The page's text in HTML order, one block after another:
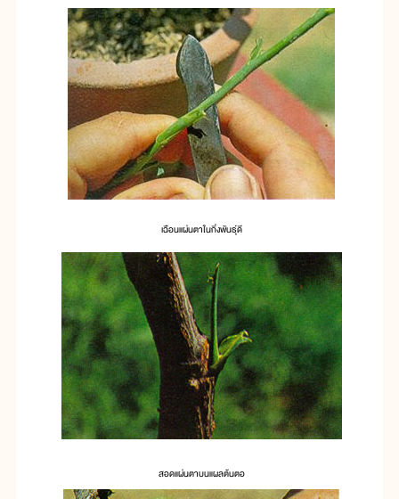
เฉือนแผ่นตาในกิ่งพันธุ์ดี
สอดแผ่นตาบนแผลต้นตอ